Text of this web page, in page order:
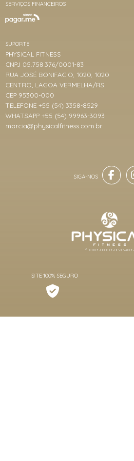
SERVIÇOS FINANCEIROS
SITE 100% SEGURO
SUPORTE
PHYSICAL FITNESS
CNPJ 05.758.376/0001-83
RUA JOSÉ BONIFACIO, 1020, 1020
CENTRO, LAGOA VERMELHA/RS
CEP 95300-000
TELEFONE +55 (54) 3358-8529
WHATSAPP +55 (54) 99963-3093
marcia@physicalfitness.com.br
® TODOS DIREITOS RESERVADOS